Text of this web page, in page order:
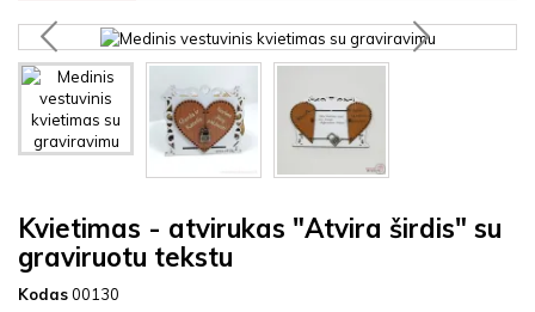
Kvietimas - atvirukas "Atvira širdis" su
graviruotu tekstu
Kodas00130